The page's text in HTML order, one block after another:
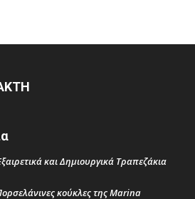
και Δημιουργικά Τραπεζάκια
κούκλες της Marina